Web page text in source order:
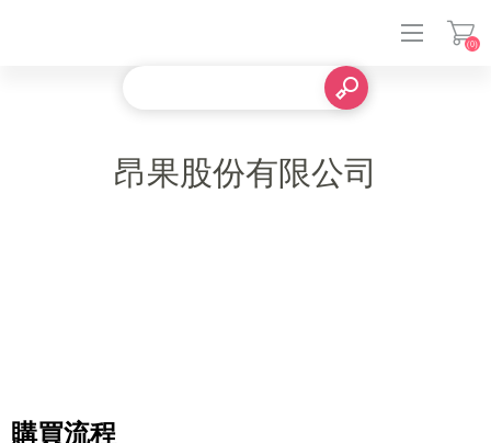
(0)
昂果股份有限公司
購買流程